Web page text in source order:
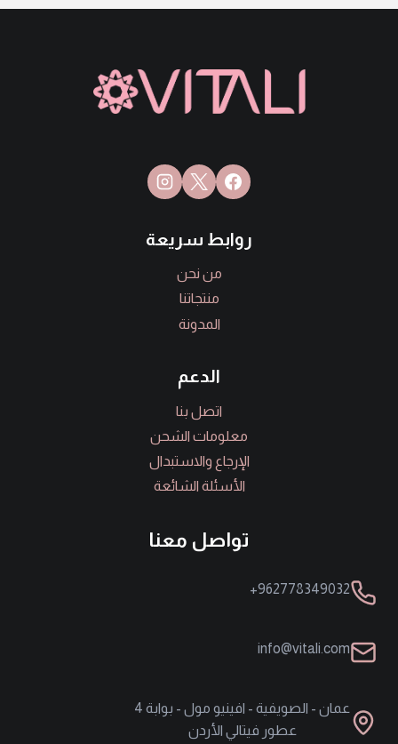
روابط سريعة
من نحن
منتجاتنا
المدونة
الدعم
اتصل بنا
معلومات الشحن
الإرجاع والاستبدال
الأسئلة الشائعة
تواصل معنا
962778349032+
info@vitali.com
عمان - الصويفية - افينيو مول - بوابة 4
عطور فيتالي الأردن